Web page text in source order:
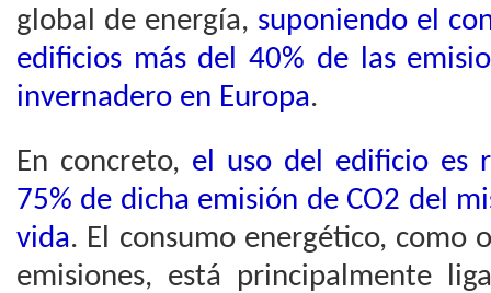
global de energía, suponiendo el
edificios más del 40% de las
invernadero en Europa.
En concreto, el uso del edificio es
75% de dicha emisión de CO2 del
vida. El consumo energético, como
emisiones, está principalmente